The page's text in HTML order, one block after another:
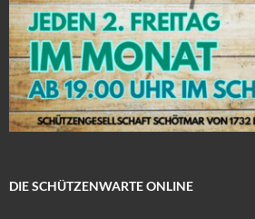
DIE SCHÜTZENWARTE ONLINE